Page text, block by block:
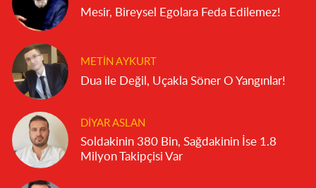
Mesir, Bireysel Egolara Feda Edilemez!
METIN AYKURT
Dua ile Değil, Uçakla Söner O Yangınlar!
DIYAR ASLAN
Soldakinin 380 Bin, Sağdakinin İse 1.8
Milyon Takipçisi Var